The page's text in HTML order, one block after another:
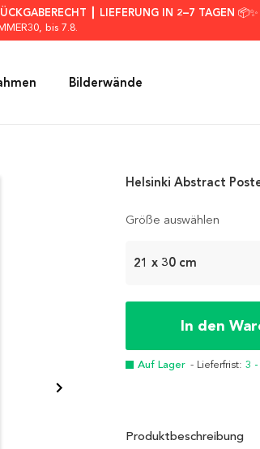
┃ LIEFERUNG IN 2–7 TAGEN 📦✨
, bis 7.8.
Bilderwände
Größe auswählen
21 x 30 cm
In den
Auf Lager - Lieferfrist: 3
Helsinki Abstract
Produktbeschreibung